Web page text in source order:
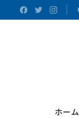
ホーム